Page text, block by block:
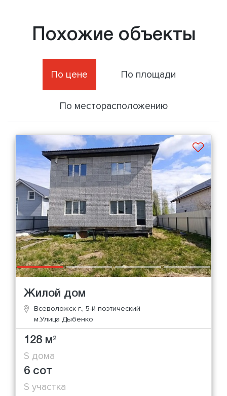
Похожие объекты
По цене По площади
По месторасположению
Жилой дом
Всеволожск г., 5-й поэтический
м.Улица Дыбенко
128 м2
S дома
6 сот
S участка